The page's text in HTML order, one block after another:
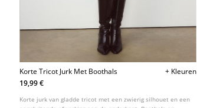
Korte Tricot Jurk Met Boothals
+ Kleuren
19,99 €
Korte jurk van gladde tricot met een zwierig silhouet en een